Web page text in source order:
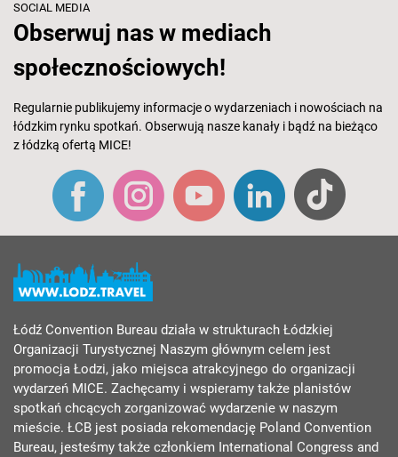
SOCIAL MEDIA
Obserwuj nas w mediach
społecznościowych!
Regularnie publikujemy informacje o wydarzeniach i nowościach na
łódzkim rynku spotkań. Obserwują nasze kanały i bądź na bieżąco
z łódzką ofertą MICE!
Łódź Convention Bureau działa w strukturach Łódzkiej
Organizacji Turystycznej Naszym głównym celem jest
promocja Łodzi, jako miejsca atrakcyjnego do organizacji
wydarzeń MICE. Zachęcamy i wspieramy także planistów
spotkań chcących zorganizować wydarzenie w naszym
mieście. ŁCB jest posiada rekomendację Poland Convention
Bureau, jesteśmy także członkiem International Congress and